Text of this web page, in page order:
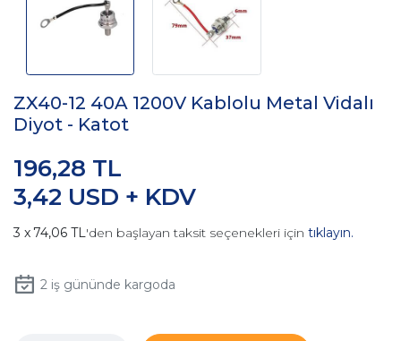
ZX40-12 40A 1200V Kablolu Metal Vidalı
Diyot - Katot
3,42 USD + KDV
196,28 TL
74,06 TL'den başlayan taksit seçenekleri için tıklayın.
2iş gününde kargoda